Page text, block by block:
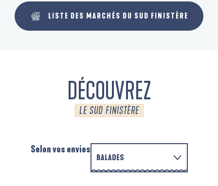
LISTE DES MARCHÉS DU SUD FINISTÈRE
DÉCOUVREZ
LE SUD FINISTÈRE
Selon vos envies
BALADES